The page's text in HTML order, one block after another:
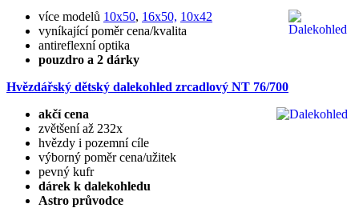
více modelů 10x50, 16x50, 10x42
vyníkající poměr cena/kvalita
antireflexní optika
pouzdro a 2 dárky
Hvězdářský dětský dalekohled zrcadlový NT 76/700
akčí cena
zvětšení až 232x
hvězdy i pozemní cíle
výborný poměr cena/užitek
pevný kufr
dárek k dalekohledu
Astro průvodce